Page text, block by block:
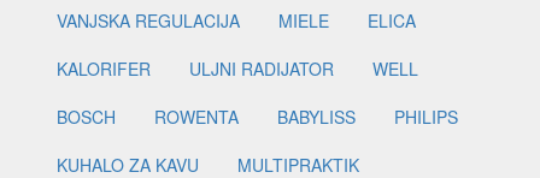
VANJSKA REGULACIJA
MIELE
ELICA
KALORIFER
ULJNI RADIJATOR
WELL
BOSCH
ROWENTA BABYLISS
PHILIPS
KUHALO ZA KAVU
MULTIPRAKTIK